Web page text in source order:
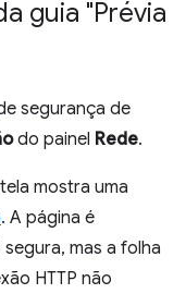
guia "Prévia
segurança de
do painel Rede.
mostra uma
. A página é
mas a folha
HTTP não